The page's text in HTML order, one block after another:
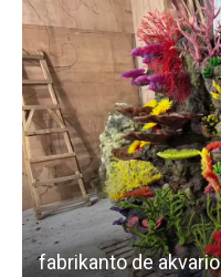
fabrikanto de